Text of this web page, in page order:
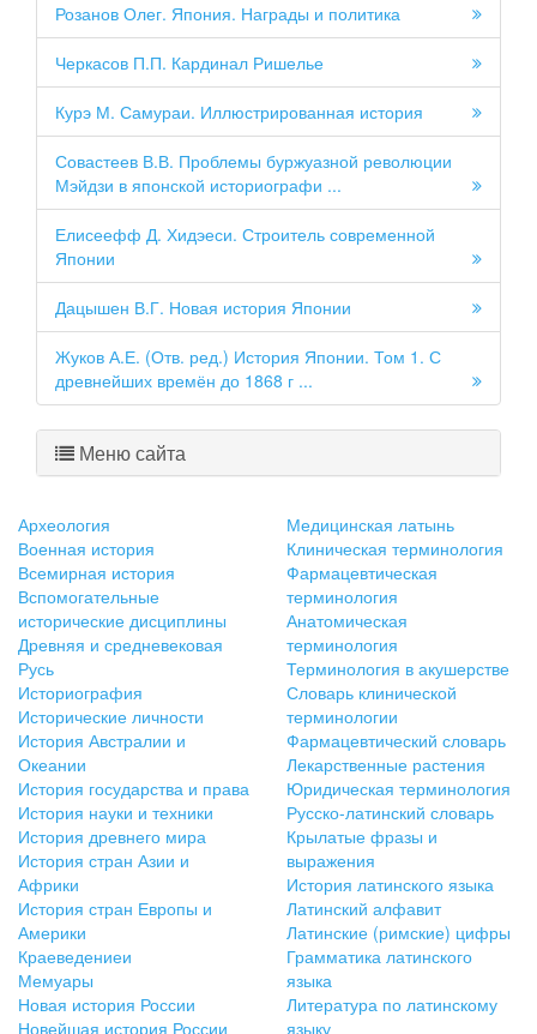
Розанов Олег. Япония. Награды и политика
Черкасов П.П. Кардинал Ришелье
Курэ М. Самураи. Иллюстрированная история
Совастеев В.В. Проблемы буржуазной революции
Мэйдзи в японской историографи ...
Елисеефф Д. Хидэеси. Строитель современной
Японии
Дацышен В.Г. Новая история Японии
Жуков А.Е. (Отв. ред.) История Японии. Том 1. С
древнейших времён до 1868 г ...
Меню сайта
Археология
Военная история
Всемирная история
Вспомогательные
исторические дисциплины
Древняя и средневековая
Русь
Историография
Исторические личности
История Австралии и
Океании
История государства и права
История науки и техники
История древнего мира
История стран Азии и
Африки
История стран Европы и
Америки
Краеведениеи
Мемуары
Новая история России
Новейшая история России
Медицинская латынь
Клиническая терминология
Фармацевтическая
терминология
Анатомическая
терминология
Терминология в акушерстве
Словарь клинической
терминологии
Фармацевтический словарь
Лекарственные растения
Юридическая терминология
Русско-латинский словарь
Крылатые фразы и
выражения
История латинского языка
Латинский алфавит
Латинские (римские) цифры
Грамматика латинского
языка
Литература по латинскому
языку